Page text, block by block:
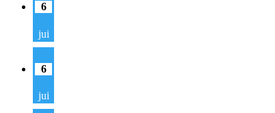
6
jui
6
jui